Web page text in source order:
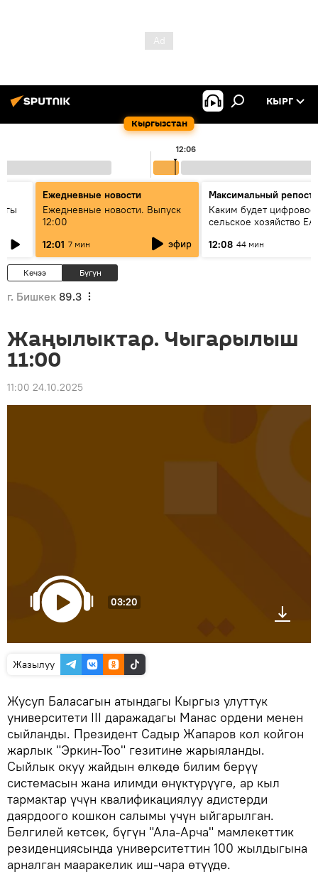
Кыргызстан
КЫРГ
12:06
Ежедневные новости
Ежедневные новости. Выпуск
12:00
12:01 7 мин эфир
Максимальный репост
Каким будет цифровое
сельское хозяйство
12:08 44 мин
Кечээ Бүгүн
г. Бишкек 89.3
Жаңылыктар. Чыгарылыш
11:00
11:00 24.10.2025
03:20
Жазылуу
Жусуп Баласагын атындагы Кыргыз улуттук
университети III даражадагы Манас ордени менен
сыйланды. Президент Садыр Жапаров кол койгон
жарлык "Эркин-Тоо" гезитине жарыяланды.
Сыйлык окуу жайдын өлкөдө билим берүү
системасын жана илимди өнүктүрүүгө, ар кыл
тармактар үчүн квалификациялуу адистерди
даярдоого кошкон салымы үчүн ыйгарылган.
Белгилей кетсек, бүгүн "Ала-Арча" мамлекеттик
резиденциясында университеттин 100 жылдыгына
арналган мааракелик иш-чара өтүүдө.